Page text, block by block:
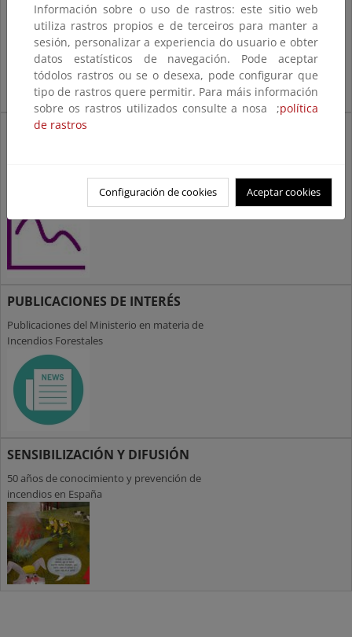
incendios
ESTADÍSTICA Y PARTES
Informativos y Partes Diarios
PUBLICACIONES DE INTERÉS
Publicaciones del Ministerio en materia de
Incendios Forestales
SENSIBILIZACIÓN Y DIFUSIÓN
50 años de conocimiento y prevención de
incendios en España
Información sobre o uso de rastros: este sitio web
utiliza rastros propios e de terceiros para manter a
sesión, personalizar a experiencia do usuario e obter
datos estatísticos de navegación. Pode aceptar
tódolos rastros ou se o desexa, pode configurar que
tipo de rastros quere permitir. Para máis información
sobre os rastros utilizados consulte a nosa ;política
de rastros
Configuración de cookies Aceptar cookies